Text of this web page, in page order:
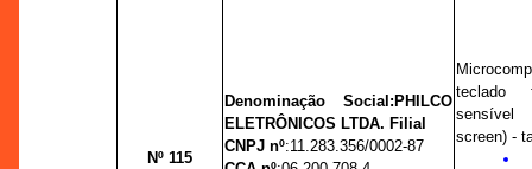
Nº 115
Denominação Social: PHILCO
ELETRÔNICOS LTDA. Filial
CNPJ nº:11.283.356/0002-87
teclado
screen) -